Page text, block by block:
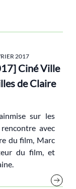
2017
Ciné Ville
de Claire
sur les
avec
du film, Marc
du film, et